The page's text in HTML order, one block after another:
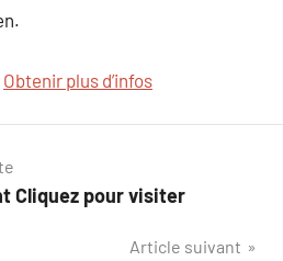
Obtenir plus d’infos
Cliquez pour visiter
Article suivant